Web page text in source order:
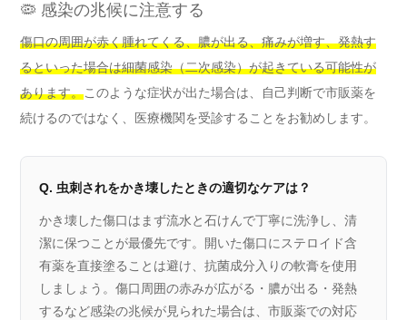
🦠 感染の兆候に注意する
傷口の周囲が赤く腫れてくる、膿が出る、痛みが増す、発熱す
るといった場合は細菌感染（二次感染）が起きている可能性が
あります。このような症状が出た場合は、自己判断で市販薬を
続けるのではなく、医療機関を受診することをお勧めします。
Q. 虫刺されをかき壊したときの適切なケアは？
かき壊した傷口はまず流水と石けんで丁寧に洗浄し、清
潔に保つことが最優先です。開いた傷口にステロイド含
有薬を直接塗ることは避け、抗菌成分入りの軟膏を使用
しましょう。傷口周囲の赤みが広がる・膿が出る・発熱
するなど感染の兆候が見られた場合は、市販薬での対応